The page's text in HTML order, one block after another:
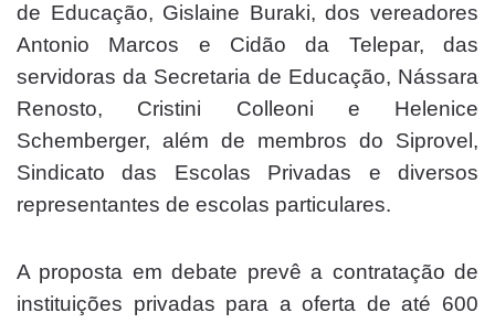
de Educação, Gislaine Buraki, dos vereadores
Antonio Marcos e Cidão da Telepar, das
servidoras da Secretaria de Educação, Nássara
Renosto, Cristini Colleoni e Helenice
Schemberger, além de membros do Siprovel,
Sindicato das Escolas Privadas e diversos
representantes de escolas particulares.
A proposta em debate prevê a contratação de
instituições privadas para a oferta de até 600